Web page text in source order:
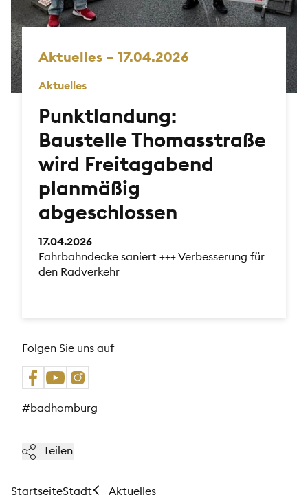
Aktuelles – 17.04.2026
Aktuelles
Punktlandung:
Baustelle Thomasstraße
wird Freitagabend
planmäßig
abgeschlossen
17.04.2026
Fahrbahndecke saniert +++ Verbesserung für
den Radverkehr
Folgen Sie uns auf
#badhomburg
Teilen
StartseiteStadt
Aktuelles